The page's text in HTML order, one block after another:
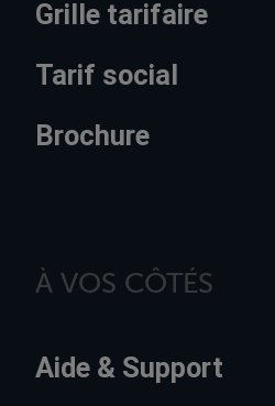
Grille tarifaire
Tarif social
Brochure
À VOS CÔTÉS
Aide & Support